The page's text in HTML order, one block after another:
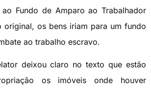
Fundo de Amparo ao Trabalhador
original, os bens iriam para um fundo
ao trabalho escravo.
deixou claro no texto que estão
os imóveis onde houver